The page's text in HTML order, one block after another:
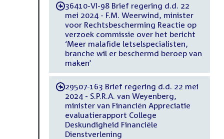
-36410-VI-98 Brief regering d.d. 22
mei 2024 - F.M. Weerwind, minister
voor Rechtsbescherming Reactie op
verzoek commissie over het bericht
‘Meer malafide letselspecialisten,
branche wil er beschermd beroep van
maken’
-29507-163 Brief regering d.d. 22 mei
2024 - S.P.R.A. van Weyenberg,
minister van Financiën Appreciatie
evaluatierapport College
Deskundigheid Financiële
Dienstverlening